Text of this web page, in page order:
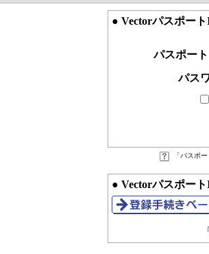
● Vectorパスポー
パスポート
パス
「パスポ
● Vectorパスポー
「